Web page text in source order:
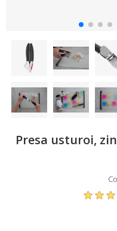
Presa usturoi,